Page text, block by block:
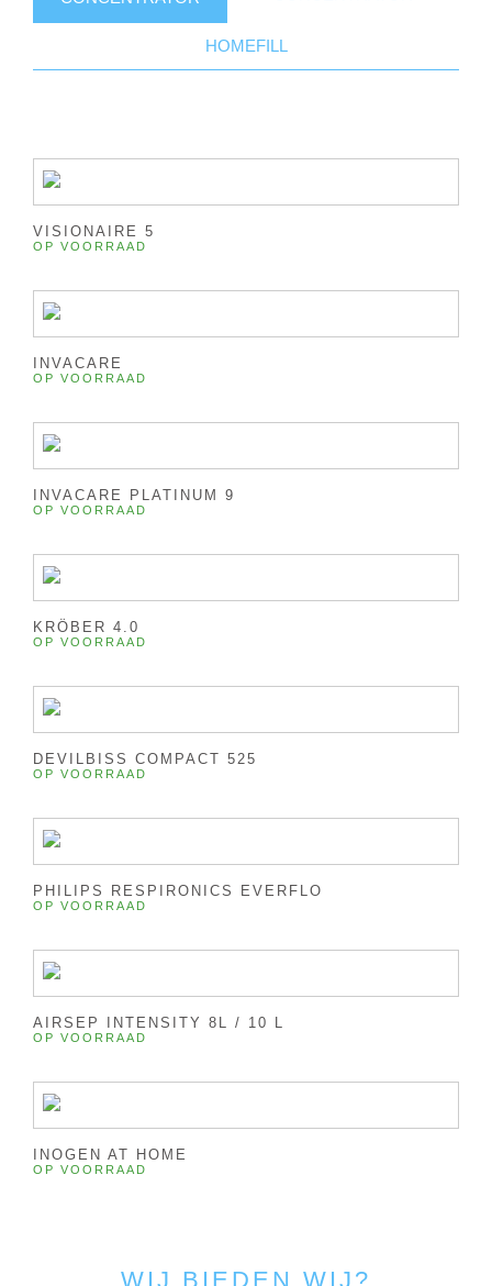
HOMEFILL
VISIONAIRE 5
OP VOORRAAD
INVACARE
OP VOORRAAD
INVACARE PLATINUM 9
OP VOORRAAD
KRÖBER 4.0
OP VOORRAAD
DEVILBISS COMPACT 525
OP VOORRAAD
PHILIPS RESPIRONICS EVERFLO
OP VOORRAAD
AIRSEP INTENSITY 8L / 10 L
OP VOORRAAD
INOGEN AT HOME
OP VOORRAAD
WIJ BIEDEN WIJ?